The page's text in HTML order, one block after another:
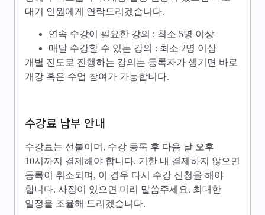
대기 인원에게 연락드리겠습니다.
연속 수강이 필요한 강의 : 최소 5명 이상
매달 수강할 수 있는 강의 : 최소 2명 이상
개별 진도로 진행하는 강의는 등록자가 생기면 바로
개강 혹은 수업 참여가 가능합니다.
수강료 납부 안내
수강료는 선불이며, 수강 등록 후 다음 날 오후
10시까지 결제해야 합니다. 기한 내 결제하지 않으면
등록이 취소되며, 이 경우 다시 수강 신청을 해야
합니다. 사정이 있으면 미리 말씀주세요. 최대한
일정을 조율해 드리겠습니다.